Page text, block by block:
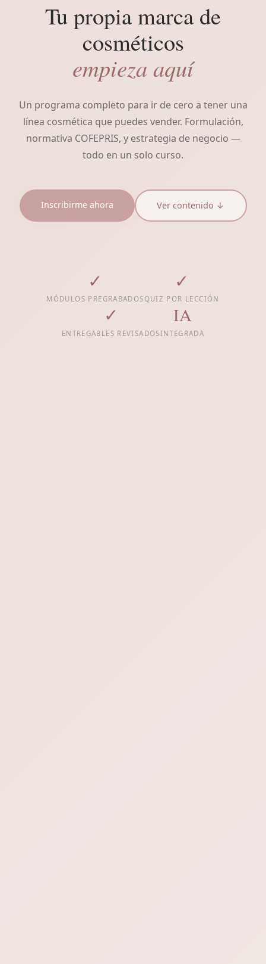
Tu propia marca de
cosméticos
empieza aquí
Un programa completo para ir de cero a tener una
línea cosmética que puedes vender. Formulación,
normativa COFEPRIS, y estrategia de negocio —
todo en un solo curso.
Inscribirme ahora Ver contenido ↓
✓
MÓDULOS PREGRABADOS
✓
QUIZ POR LECCIÓN
✓
ENTREGABLES REVISADOS
IA
INTEGRADA